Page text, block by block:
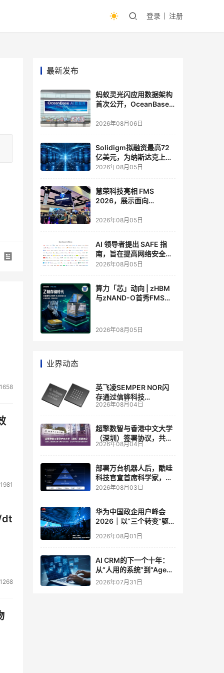
登录 注册
1658
1981
dt
1268
最新发布
蚂蚁灵光闪应用数据架构
首次公开，OceanBase
2026年08月06日
Solidigm拟融资最高72
亿美元，为纳斯达克上市
做准备
2026年08月05日
慧荣科技亮相 FMS
2026，展示面向
存储方案
2026年08月05日
AI 领导者提出 SAFE 指
南，旨在提高网络安全透
明度
2026年08月05日
算力「芯」动向 | zHBM
与zNAND-O首秀FMS
个维度，z轴算盘的魅力
2026年08月05日
业界动态
英飞凌SEMPER NOR闪
存通过信骅科技
AST2700 BMC认证，全
管理
2026年08月04日
超擎数智与香港中文大学
（深圳）签署协议，共建
人工智能和边缘计算联合
2026年08月04日
部署万台机器人后，酷哇
科技官宣首席科学家，要
让世界模型交付生产力
2026年08月03日
华为中国政企用户峰会
2026｜以“三个转变”驱动
2026年08月01日
AI CRM的下一个十年：
从“人用的系统”到“Agent
调用的底座”
2026年07月31日